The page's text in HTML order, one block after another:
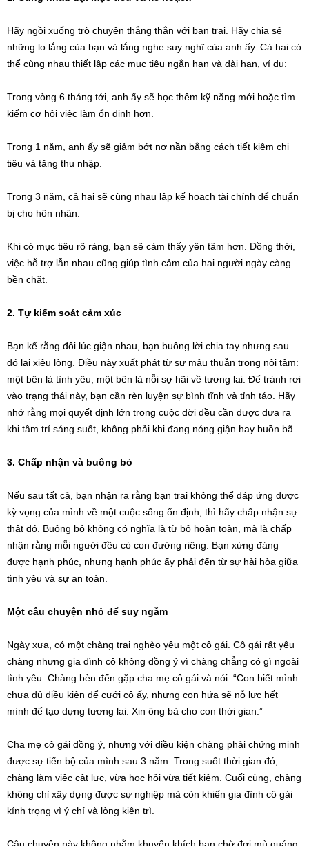
Hãy ngồi xuống trò chuyện thẳng thắn với bạn trai. Hãy chia sẻ
những lo lắng của bạn và lắng nghe suy nghĩ của anh ấy. Cả hai có
thể cùng nhau thiết lập các mục tiêu ngắn hạn và dài hạn, ví dụ:
Trong vòng 6 tháng tới, anh ấy sẽ học thêm kỹ năng mới hoặc tìm
kiếm cơ hội việc làm ổn định hơn.
Trong 1 năm, anh ấy sẽ giảm bớt nợ nần bằng cách tiết kiệm chi
tiêu và tăng thu nhập.
Trong 3 năm, cả hai sẽ cùng nhau lập kế hoạch tài chính để chuẩn
bị cho hôn nhân.
Khi có mục tiêu rõ ràng, bạn sẽ cảm thấy yên tâm hơn. Đồng thời,
việc hỗ trợ lẫn nhau cũng giúp tình cảm của hai người ngày càng
bền chặt.
2. Tự kiểm soát cảm xúc
Bạn kể rằng đôi lúc giận nhau, bạn buông lời chia tay nhưng sau
đó lại xiêu lòng. Điều này xuất phát từ sự mâu thuẫn trong nội tâm:
một bên là tình yêu, một bên là nỗi sợ hãi về tương lai. Để tránh rơi
vào trạng thái này, bạn cần rèn luyện sự bình tĩnh và tỉnh táo. Hãy
nhớ rằng mọi quyết định lớn trong cuộc đời đều cần được đưa ra
khi tâm trí sáng suốt, không phải khi đang nóng giận hay buồn bã.
3. Chấp nhận và buông bỏ
Nếu sau tất cả, bạn nhận ra rằng bạn trai không thể đáp ứng được
kỳ vọng của mình về một cuộc sống ổn định, thì hãy chấp nhận sự
thật đó. Buông bỏ không có nghĩa là từ bỏ hoàn toàn, mà là chấp
nhận rằng mỗi người đều có con đường riêng. Bạn xứng đáng
được hạnh phúc, nhưng hạnh phúc ấy phải đến từ sự hài hòa giữa
tình yêu và sự an toàn.
Một câu chuyện nhỏ để suy ngẫm
Ngày xưa, có một chàng trai nghèo yêu một cô gái. Cô gái rất yêu
chàng nhưng gia đình cô không đồng ý vì chàng chẳng có gì ngoài
tình yêu. Chàng bèn đến gặp cha mẹ cô gái và nói: “Con biết mình
chưa đủ điều kiện để cưới cô ấy, nhưng con hứa sẽ nỗ lực hết
mình để tạo dựng tương lai. Xin ông bà cho con thời gian.”
Cha mẹ cô gái đồng ý, nhưng với điều kiện chàng phải chứng minh
được sự tiến bộ của mình sau 3 năm. Trong suốt thời gian đó,
chàng làm việc cật lực, vừa học hỏi vừa tiết kiệm. Cuối cùng, chàng
không chỉ xây dựng được sự nghiệp mà còn khiến gia đình cô gái
kính trọng vì ý chí và lòng kiên trì.
Câu chuyện này không nhằm khuyến khích bạn chờ đợi mù quáng,